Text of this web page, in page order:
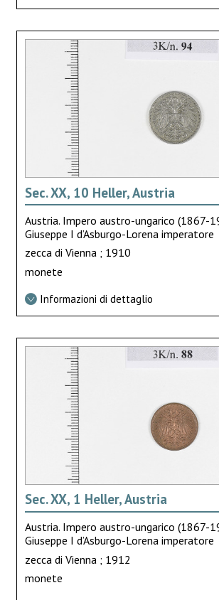
Sec. XX, 10 Heller, Austria
Austria. Impero austro-ungarico (1867-
Giuseppe I d’Asburgo-Lorena imperatore
zecca di Vienna ; 1910
monete
Informazioni di dettaglio
Sec. XX, 1 Heller, Austria
Austria. Impero austro-ungarico (1867-
Giuseppe I d’Asburgo-Lorena imperatore
zecca di Vienna ; 1912
monete